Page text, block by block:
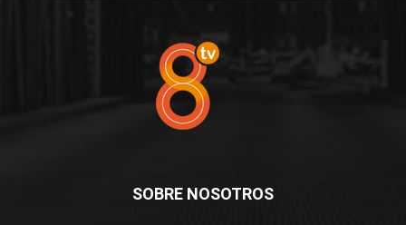
SOBRE NOSOTROS